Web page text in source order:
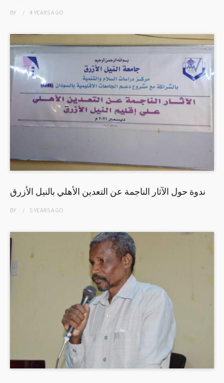
BY 4 YEARSAGO
ندوة حول الآثار الناجمة عن التعدين الأهلي بالنيل الأزرق
BY 5 YEARSAGO